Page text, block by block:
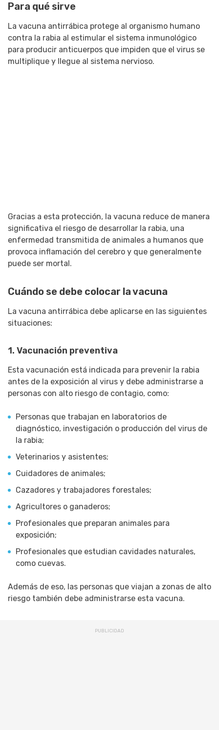
Para qué sirve
La vacuna antirrábica protege al organismo humano
contra la rabia al estimular el sistema inmunológico
para producir anticuerpos que impiden que el virus se
multiplique y llegue al sistema nervioso.
Gracias a esta protección, la vacuna reduce de manera
significativa el riesgo de desarrollar la rabia, una
enfermedad transmitida de animales a humanos que
provoca inflamación del cerebro y que generalmente
puede ser mortal.
Cuándo se debe colocar la vacuna
La vacuna antirrábica debe aplicarse en las siguientes
situaciones:
1. Vacunación preventiva
Esta vacunación está indicada para prevenir la rabia
antes de la exposición al virus y debe administrarse a
personas con alto riesgo de contagio, como:
Personas que trabajan en laboratorios de
diagnóstico, investigación o producción del virus de
la rabia;
Veterinarios y asistentes;
Cuidadores de animales;
Cazadores y trabajadores forestales;
Agricultores o ganaderos;
Profesionales que preparan animales para
exposición;
Profesionales que estudian cavidades naturales,
como cuevas.
Además de eso, las personas que viajan a zonas de alto
riesgo también debe administrarse esta vacuna.